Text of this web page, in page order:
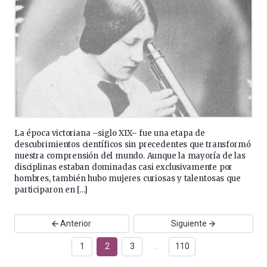
La época victoriana –siglo XIX– fue una etapa de
descubrimientos científicos sin precedentes que transformó
nuestra comprensión del mundo. Aunque la mayoría de las
disciplinas estaban dominadas casi exclusivamente por
hombres, también hubo mujeres curiosas y talentosas que
participaron en […]
Anterior Siguiente
1 2 3 … 110